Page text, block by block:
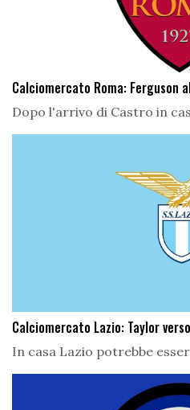
Calciomercato Roma: Ferguson
Dopo l'arrivo di Castro in
Calciomercato Lazio: Taylor
In casa Lazio potrebbe